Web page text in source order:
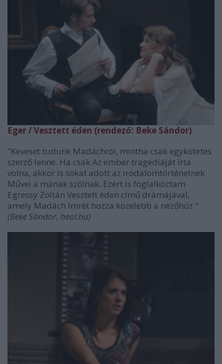
Eger / Vesztett éden (rendező: Beke Sándor)
"Keveset tudunk Madáchról, mintha csak egykötetes
szerző lenne. Ha csak Az ember tragédiáját írta
volna, akkor is sokat adott az irodalomtörténetnek.
Művei a mának szólnak. Ezért is foglalkoztam
Egressy Zoltán Vesztett éden című drámájával,
amely Madách Imrét hozza közelebb a nézőhöz."
(Beke Sándor, heol.hu)